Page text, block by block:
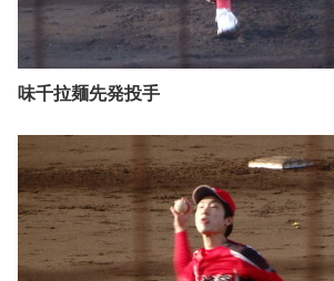
味千拉麺先発投手